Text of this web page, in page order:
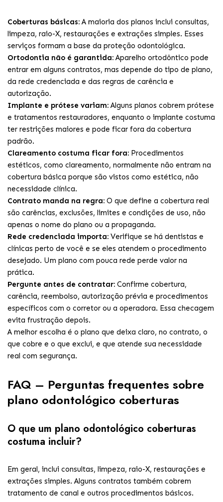
Coberturas básicas:A maioria dos planos inclui consultas,
limpeza, raio-X, restaurações e extrações simples. Esses
serviços formam a base da proteção odontológica.
Ortodontia não é garantida:Aparelho ortodôntico pode
entrar em alguns contratos, mas depende do tipo de plano,
da rede credenciada e das regras de carência e
autorização.
Implante e prótese variam:Alguns planos cobrem prótese
e tratamentos restauradores, enquanto o implante costuma
ter restrições maiores e pode ficar fora da cobertura
padrão.
Clareamento costuma ficar fora: Procedimentos
estéticos, como clareamento, normalmente não entram na
cobertura básica porque são vistos como estética, não
necessidade clínica.
Contrato manda na regra: O que define a cobertura real
são carências, exclusões, limites e condições de uso, não
apenas o nome do plano ou a propaganda.
Rede credenciada importa: Verifique se há dentistas e
clínicas perto de você e se eles atendem o procedimento
desejado. Um plano com pouca rede perde valor na
prática.
Pergunte antes de contratar: Confirme cobertura,
carência, reembolso, autorização prévia e procedimentos
específicos com o corretor ou a operadora. Essa checagem
evita frustração depois.
A melhor escolha é o plano que deixa claro, no contrato, o
que cobre e o que exclui, e que atende sua necessidade
real com segurança.
FAQ – Perguntas frequentes sobre
plano odontológico coberturas
O que um plano odontológico coberturas
costuma incluir?
Em geral, inclui consultas, limpeza, raio-X, restaurações e
extrações simples. Alguns contratos também cobrem
tratamento de canal e outros procedimentos básicos.